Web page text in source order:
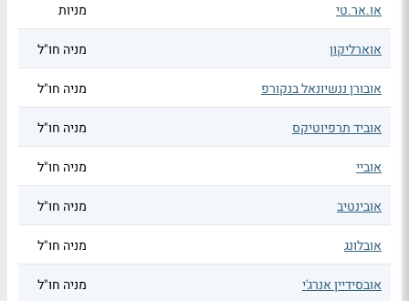
או.אר.טי מניות
אוארליקון מניה חו"ל
אובורן ננשיונאל בנקורפ מניה חו"ל
אוביד תרפיוטיקס מניה חו"ל
אוביי מניה חו"ל
אובינטיב מניה חו"ל
אובלונג מניה חו"ל
אובסידיין אנרג'י מניה חו"ל